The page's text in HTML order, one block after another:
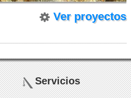
Ver proyectos
Servicios